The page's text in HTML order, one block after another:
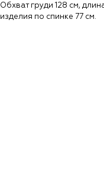
Обхват груди 128 см, длина
изделия по спинке 77 см.